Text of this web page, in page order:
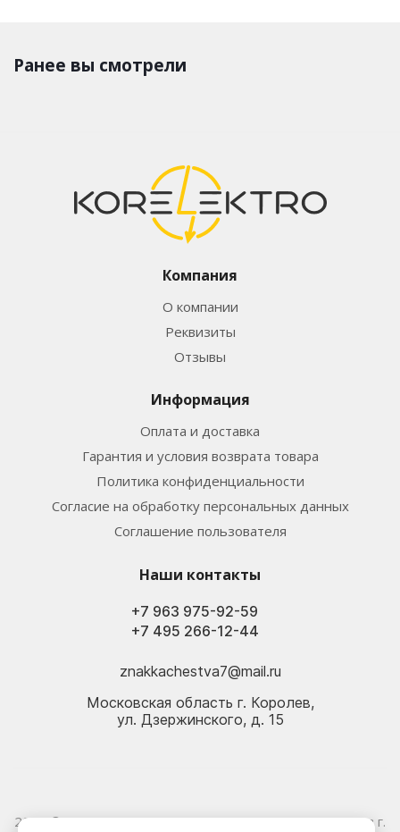
Ранее вы смотрели
Компания
О компании
Реквизиты
Отзывы
Информация
Оплата и доставка
Гарантия и условия возврата товара
Политика конфиденциальности
Согласие на обработку персональных данных
Соглашение пользователя
Наши контакты
+7 495 266-12-44
+7 963 975-92-59
znakkachestva7@mail.ru
Московская область г. Королев,
ул. Дзержинского, д. 15
2026 © Электрика оптом и в розницу - Магазин-склад в г.